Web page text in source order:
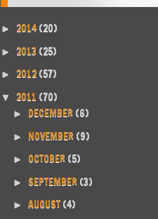
► 2014(20)
► 2013 (25)
► 2012 (57)
▼ 2011 (70)
► DECEMBER (6)
► NOVEMBER (9)
► OCTOBER (5)
► SEPTEMBER (3)
► AUGUST (4)